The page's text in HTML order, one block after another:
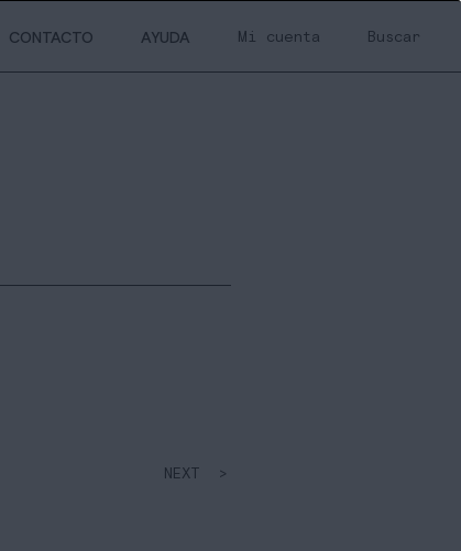
CONTACTO AYUDA Mi cuenta Buscar
NEXT >